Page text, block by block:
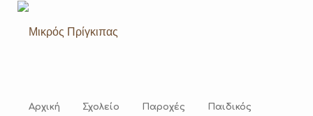
Skip
Αρχική Σχολείο Παροχές Παιδικός